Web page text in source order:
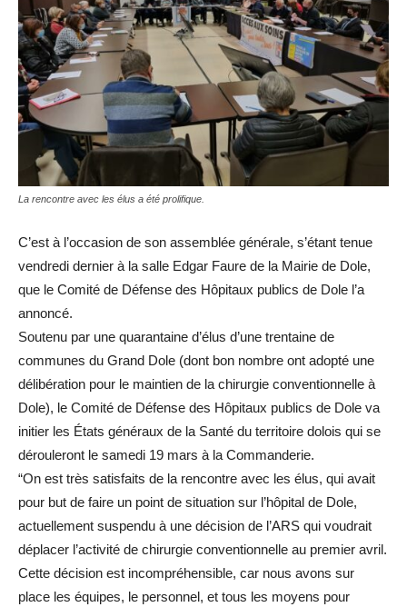
La rencontre avec les élus a été prolifique.
C’est à l’occasion de son assemblée générale, s’étant tenue
vendredi dernier à la salle Edgar Faure de la Mairie de Dole,
que le Comité de Défense des Hôpitaux publics de Dole l’a
annoncé.
Soutenu par une quarantaine d’élus d’une trentaine de
communes du Grand Dole (dont bon nombre ont adopté une
délibération pour le maintien de la chirurgie conventionnelle à
Dole), le Comité de Défense des Hôpitaux publics de Dole va
initier les États généraux de la Santé du territoire dolois qui se
dérouleront le samedi 19 mars à la Commanderie.
“On est très satisfaits de la rencontre avec les élus, qui avait
pour but de faire un point de situation sur l’hôpital de Dole,
actuellement suspendu à une décision de l’ARS qui voudrait
déplacer l’activité de chirurgie conventionnelle au premier avril.
Cette décision est incompréhensible, car nous avons sur
place les équipes, le personnel, et tous les moyens pour